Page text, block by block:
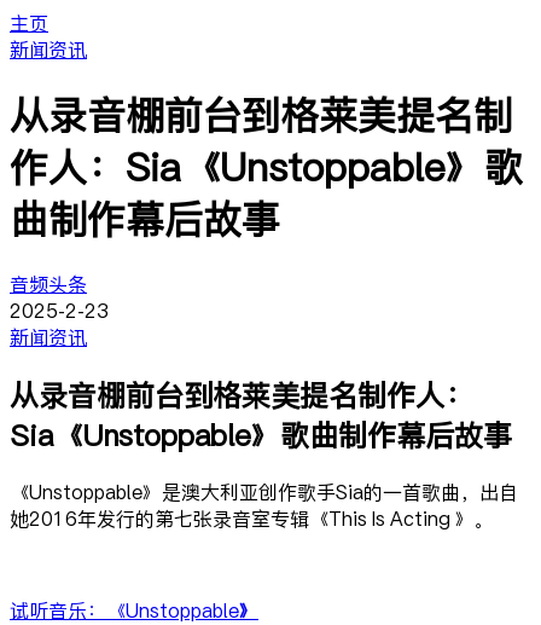
主页
新闻资讯
从录音棚前台到格莱美提名制
作人：Sia《Unstoppable》歌
曲制作幕后故事
音频头条
2025-2-23
新闻资讯
从录音棚前台到格莱美提名制作人：
Sia《Unstoppable》歌曲制作幕后故事
《Unstoppable》是澳大利亚创作歌手Sia的一首歌曲，出自
她2016年发行的第七张录音室专辑《This Is Acting 》。
试听音乐：《Unstoppable》